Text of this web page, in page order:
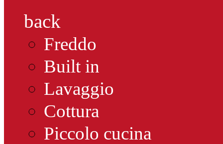
back
Freddo
Built in
Lavaggio
Cottura
Piccolo cucina